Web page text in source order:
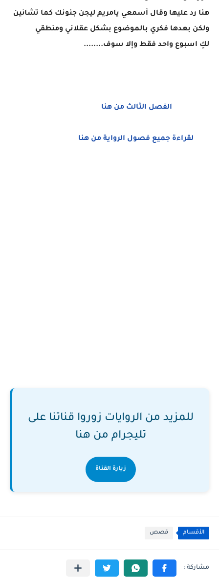
هنا رد عليها وقال أسمعي يامريم ليجن جنونك كما تشائين
ولكن بعدها فكري بالموضوع بشكل عقلاني ومنطقي
لكِ اسبوع واحد فقط وإلا سوف........
الفصل الثالث من هنا
لقراءة جميع فصول الرواية من هنا
للمزيد من الروايات زوروا قناتنا على
تليجرام من هنا
زيارة القناة
الأقسام قصص